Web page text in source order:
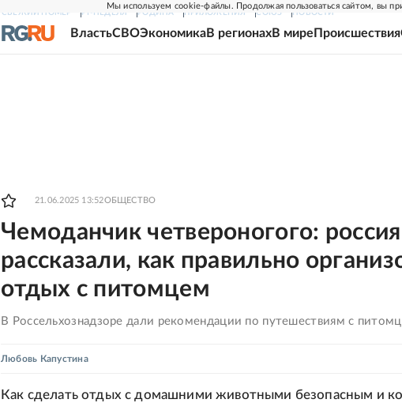
Мы используем cookie-файлы. Продолжая пользоваться сайтом, вы
СВЕЖИЙ НОМЕР РГ-НЕДЕЛЯ РОДИНА ПРИЛОЖЕНИЯ СОЮЗ НОВОСТИ
ВластьСВОЭкономикаВ регионахВ мире Происшествия
21.06.2025 13:52ОБЩЕСТВО
Чемоданчик четвероногого:
рассказали, как правильно
отдых с питомцем
В Россельхознадзоре дали рекомендации по путешествиям с
Любовь Капустина
Как сделать отдых с домашними животными безопасным и